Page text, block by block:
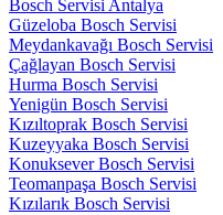
Bosch Servisi Antalya
Güzeloba Bosch Servisi
Meydankavağı Bosch Servisi
Çağlayan Bosch Servisi
Hurma Bosch Servisi
Yenigün Bosch Servisi
Kızıltoprak Bosch Servisi
Kuzeyyaka Bosch Servisi
Konuksever Bosch Servisi
Teomanpaşa Bosch Servisi
Kızılarık Bosch Servisi